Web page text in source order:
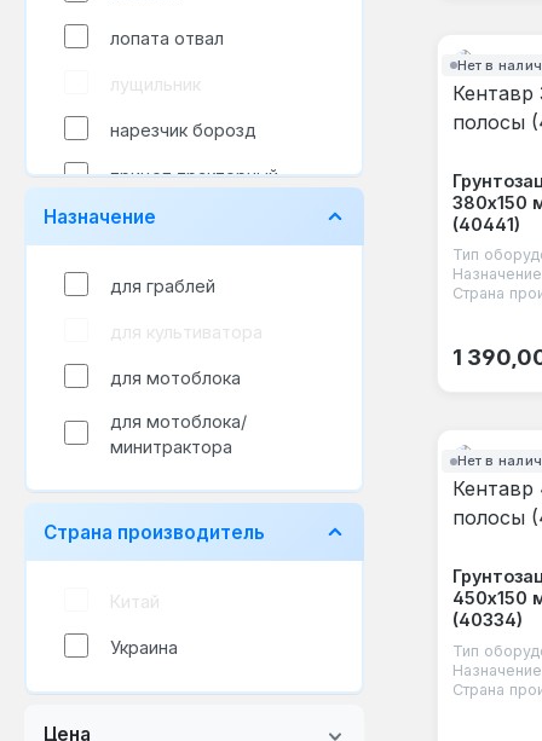
лопата отвал
лущильник
нарезчик борозд
прицеп тракторный
сцепка
Назначение
для граблей
для культиватора
для мотоблока
для мотоблока/
минитрактора
Страна производитель
Китай
Украина
Цена
Нет в
380х150
(40441)
Тип
Страна
Обычная
1
Нет в
450х150
(40334)
Тип
Страна